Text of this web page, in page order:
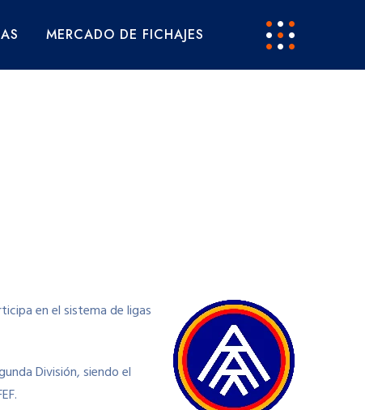
MERCADO DE FICHAJES
en el sistema de ligas
División, siendo el